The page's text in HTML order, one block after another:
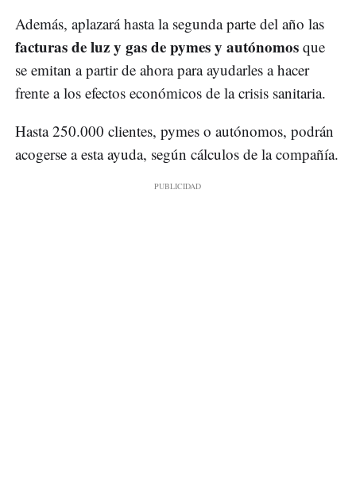
Además, aplazará hasta la segunda parte del año las
facturas de luz y gas de pymes y autónomos que
se emitan a partir de ahora para ayudarles a hacer
frente a los efectos económicos de la crisis sanitaria.
Hasta 250.000 clientes, pymes o autónomos, podrán
acogerse a esta ayuda, según cálculos de la compañía.